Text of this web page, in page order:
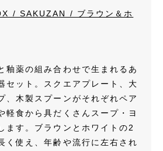
/ SAKUZAN / ブラウン＆ホ
釉薬の組み合わせで生まれるあ
セット。スクエアプレート、大
、木製スプーンがそれぞれペア
軽食から具だくさんスープ・ヨ
ます。ブラウンとホワイトの2
く使え、年齢や流行に左右され